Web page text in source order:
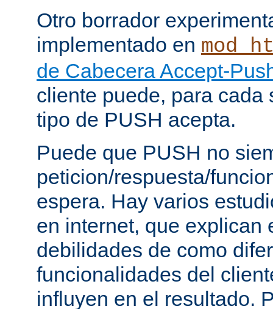
Otro borrador
implementado en
de Cabecera Accept-
cliente puede, para cada
tipo de PUSH acepta.
Puede que PUSH no
peticion/respuesta/
espera. Hay varios
en internet, que explican
debilidades de como
funcionalidades del
influyen en el resultado.